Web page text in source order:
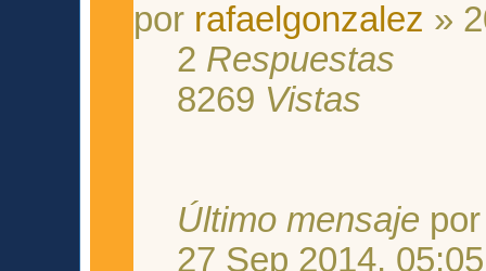
por rafaelgonzalez »
2 Respuestas
8269 Vistas
Último mensaje
27 Sep 2014, 05:05